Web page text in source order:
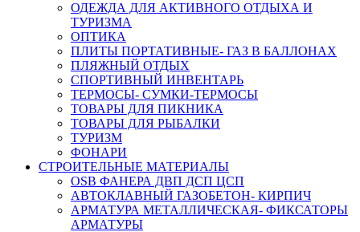
ОДЕЖДА ДЛЯ АКТИВНОГО ОТДЫХА И
ТУРИЗМА
ОПТИКА
ПЛИТЫ ПОРТАТИВНЫЕ- ГАЗ В БАЛЛОНАХ
ПЛЯЖНЫЙ ОТДЫХ
СПОРТИВНЫЙ ИНВЕНТАРЬ
ТЕРМОСЫ- СУМКИ-ТЕРМОСЫ
ТОВАРЫ ДЛЯ ПИКНИКА
ТОВАРЫ ДЛЯ РЫБАЛКИ
ТУРИЗМ
ФОНАРИ
СТРОИТЕЛЬНЫЕ МАТЕРИАЛЫ
OSB ФАНЕРА ДВП ДСП ЦСП
АВТОКЛАВНЫЙ ГАЗОБЕТОН- КИРПИЧ
АРМАТУРА МЕТАЛЛИЧЕСКАЯ- ФИКСАТОРЫ
АРМАТУРЫ